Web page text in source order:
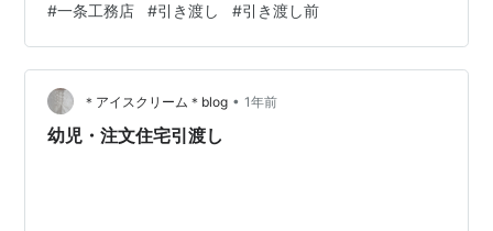
は、一条工務店がしてくれます。登記関係の手続きも段
取りしてくれますが、その他の作業は自分でする事にな
ります。上記以外にカーテンを付ける場合は、提携の業
者を紹介してくれます。引き渡し前に採寸を終えてカー
テンを設置してくれるという事なので、たったの一か所
#一条工務店 #引き渡し #引き渡し前
＊アイスクリーム＊blog • 1年前
幼児・注文住宅引渡し